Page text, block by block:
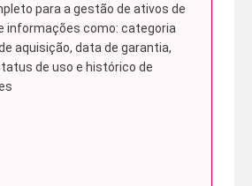
para a gestão de ativos de
informações como: categoria
aquisição, data de garantia,
de uso e histórico de